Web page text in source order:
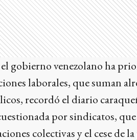
gobierno venezolano ha
laborales, que suman
recordó el diario
por sindicatos,
colectivas y el cese de